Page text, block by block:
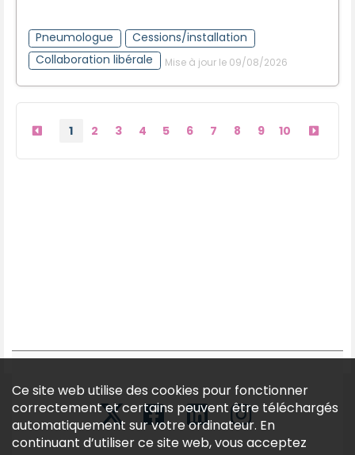
Pneumologue
Cessions/installation
Collaboration libérale
Mise à jour le 09/08/2026
1 2 3 4 5 6 7 8 9 10
Ce site web utilise des cookies pour fonctionner
correctement et certains peuvent être téléchargés
automatiquement sur votre ordinateur. En
continuant d’utiliser ce site web, vous acceptez